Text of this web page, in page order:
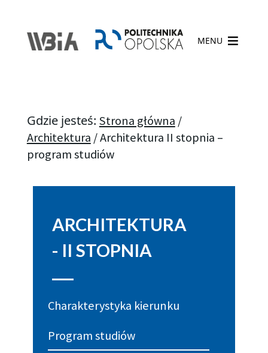
MENU
Gdzie jesteś: Strona główna /
Architektura /Architektura II stopnia –
program studiów
ARCHITEKTURA
- II STOPNIA
Charakterystyka kierunku
Program studiów